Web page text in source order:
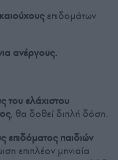
επιδομάτων
ανέργους.
του ελάχιστου
, θα δοθεί διπλή δόση.
επιδόματος παιδιών
επιπλέον μηνιαία